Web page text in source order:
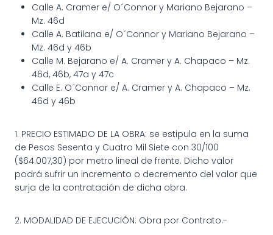
Calle A. Cramer e/ O´Connor y Mariano Bejarano –
Mz. 46d
Calle A. Batilana e/ O´Connor y Mariano Bejarano –
Mz. 46d y 46b
Calle M. Bejarano e/ A. Cramer y A. Chapaco – Mz.
46d, 46b, 47a y 47c
Calle E. O´Connor e/ A. Cramer y A. Chapaco – Mz.
46d y 46b
1. PRECIO ESTIMADO DE LA OBRA: se estipula en la suma
de Pesos Sesenta y Cuatro Mil Siete con 30/100
($64.007,30) por metro lineal de frente. Dicho valor
podrá sufrir un incremento o decremento del valor que
surja de la contratación de dicha obra.
2. MODALIDAD DE EJECUCIÓN: Obra por Contrato.-